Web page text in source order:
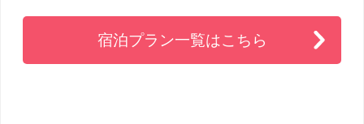
宿泊プラン一覧はこちら